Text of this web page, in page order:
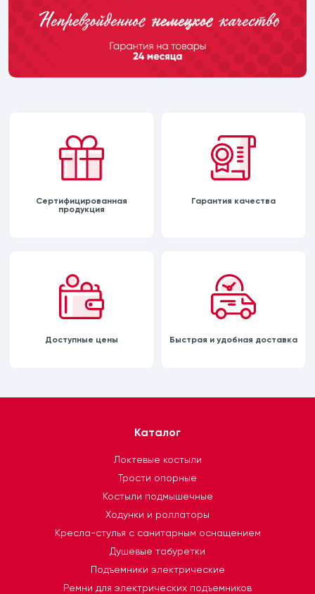
Сертифицированная
продукция
Гарантия качества
Доступные цены Быстрая и удобная доставка
Каталог
Локтевые костыли
Трости опорные
Костыли подмышечные
Ходунки и роллаторы
Кресла-стулья с санитарным оснащением
Душевые табуретки
Подъемники электрические
Ремни для электрических подъемников